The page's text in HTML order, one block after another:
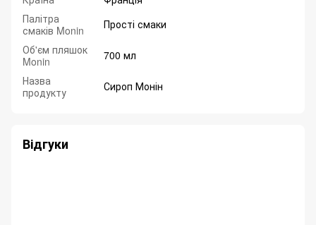
Палітра
смаків Monin
Прості смаки
Об'єм пляшок
Monin
700 мл
Назва
продукту
Сироп Монін
Відгуки